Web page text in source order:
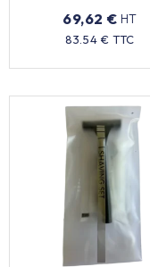
lime) - x250
69,62 € HT
83.54 € TTC
Prix